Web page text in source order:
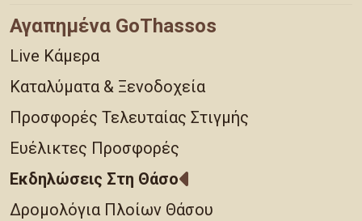
Αγαπημένα GoThassos
Live Κάμερα
Καταλύματα & Ξενοδοχεία
Προσφορές Τελευταίας Στιγμής
Ευέλικτες Προσφορές
Εκδηλώσεις Στη Θάσο
Δρομολόγια Πλοίων Θάσου